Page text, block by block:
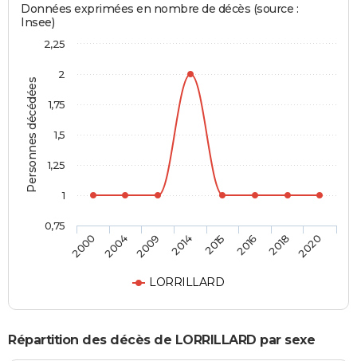
Personnes décédées
Données exprimées en nombre de décès (source :
Insee)
LORRILLARD
2000 2004 2009 2014 2015 2016 2018 2020
0,75
1
1,25
1,5
1,75
2
2,25
Répartition des décès de LORRILLARD par sexe